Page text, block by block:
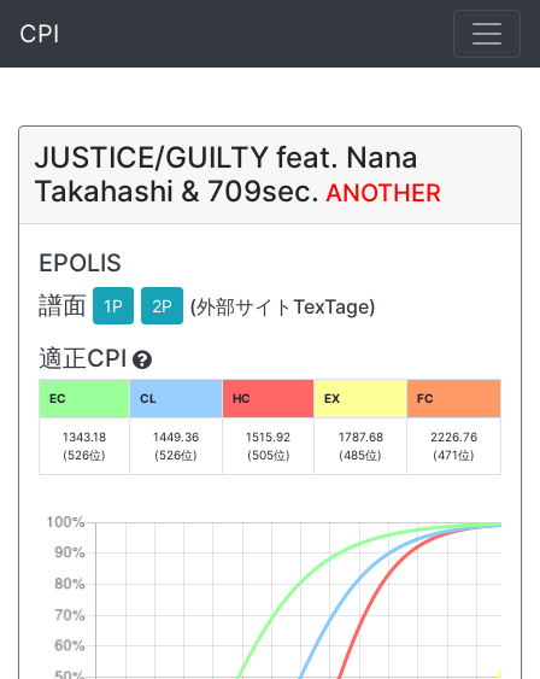
CPI
JUSTICE/GUILTY feat. Nana
Takahashi & 709sec. ANOTHER
EPOLIS
譜面
1P 2P (外部サイトTexTage)
適正CPI
EC CL HC EX FC
1343.18
(526位)
1449.36
(526位)
1515.92
(505位)
1787.68
(485位)
2226.76
(471位)